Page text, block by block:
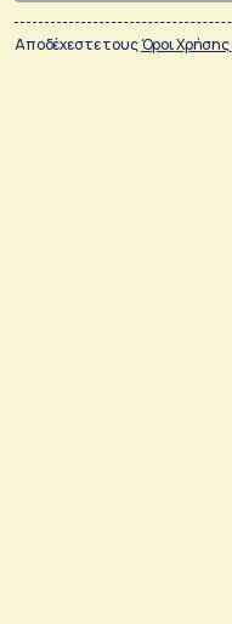
Αποδέχεστε τουςΌροι Χρήσης